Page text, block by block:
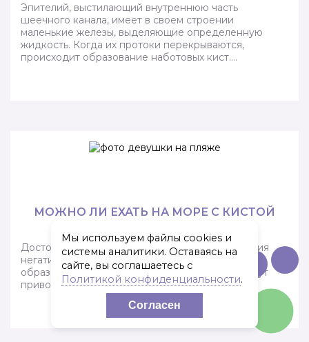
Эпителий, выстилающий внутреннюю часть
шеечного канала, имеет в своем строении
маленькие железы, выделяющие определенную
жидкость. Когда их протоки перекрываются,
происходит образование наботовых кист….
МОЖНО ЛИ ЕХАТЬ НА МОРЕ С КИСТОЙ
Достоверно известно, что избыточная инсоляция
негативно влияет на любые опухолевидные
образования в организме человека, так как могут
приводить к их озлокачествлению….
Мы используем файлы cookies и
системы аналитики. Оставаясь на
сайте, вы соглашаетесь с
Политикой конфиденциальности.
Согласен